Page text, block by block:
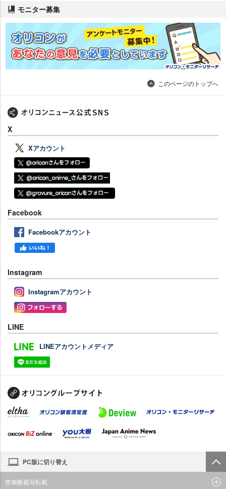
モニター募集
このページのトップへ
X
Xアカウント
Facebook
Facebookアカウント
Instagram
Instagramアカウント
LINE
LINEアカウントメディア
PC版に切り替え
禁無断複写転載